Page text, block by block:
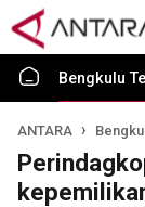
Bengkulu
ANTARA